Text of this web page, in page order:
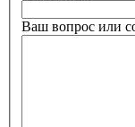
Ваш вопрос или